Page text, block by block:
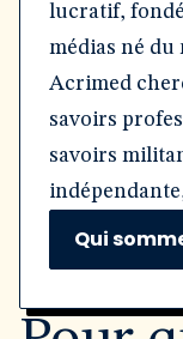
lucratif,
médias né du
Acrimed
savoirs
savoirs
Qui